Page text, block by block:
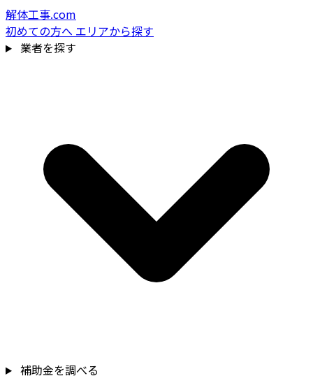
解体工事.com
初めての方へ エリアから探す
業者を探す
補助金を調べる